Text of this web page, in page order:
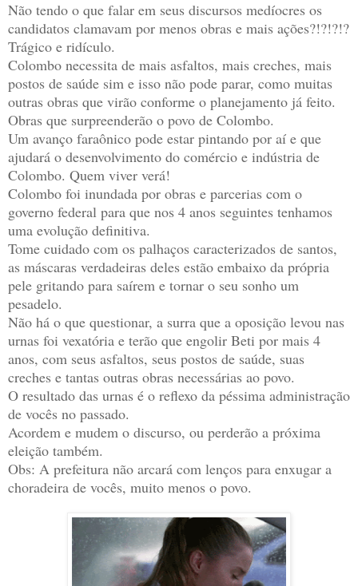
Não tendo o que falar em seus discursos medíocres os
candidatos clamavam por menos obras e mais ações?!?!?!?
Trágico e ridículo.
Colombo necessita de mais asfaltos, mais creches, mais
postos de saúde sim e isso não pode parar, como muitas
outras obras que virão conforme o planejamento já feito.
Obras que surpreenderão o povo de Colombo.
Um avanço faraônico pode estar pintando por aí e que
ajudará o desenvolvimento do comércio e indústria de
Colombo. Quem viver verá!
Colombo foi inundada por obras e parcerias com o
governo federal para que nos 4 anos seguintes tenhamos
uma evolução definitiva.
Tome cuidado com os palhaços caracterizados de santos,
as máscaras verdadeiras deles estão embaixo da própria
pele gritando para saírem e tornar o seu sonho um
pesadelo.
Não há o que questionar, a surra que a oposição levou nas
urnas foi vexatória e terão que engolir Beti por mais 4
anos, com seus asfaltos, seus postos de saúde, suas
creches e tantas outras obras necessárias ao povo.
O resultado das urnas é o reflexo da péssima administração
de vocês no passado.
Acordem e mudem o discurso, ou perderão a próxima
eleição também.
Obs: A prefeitura não arcará com lenços para enxugar a
choradeira de vocês, muito menos o povo.